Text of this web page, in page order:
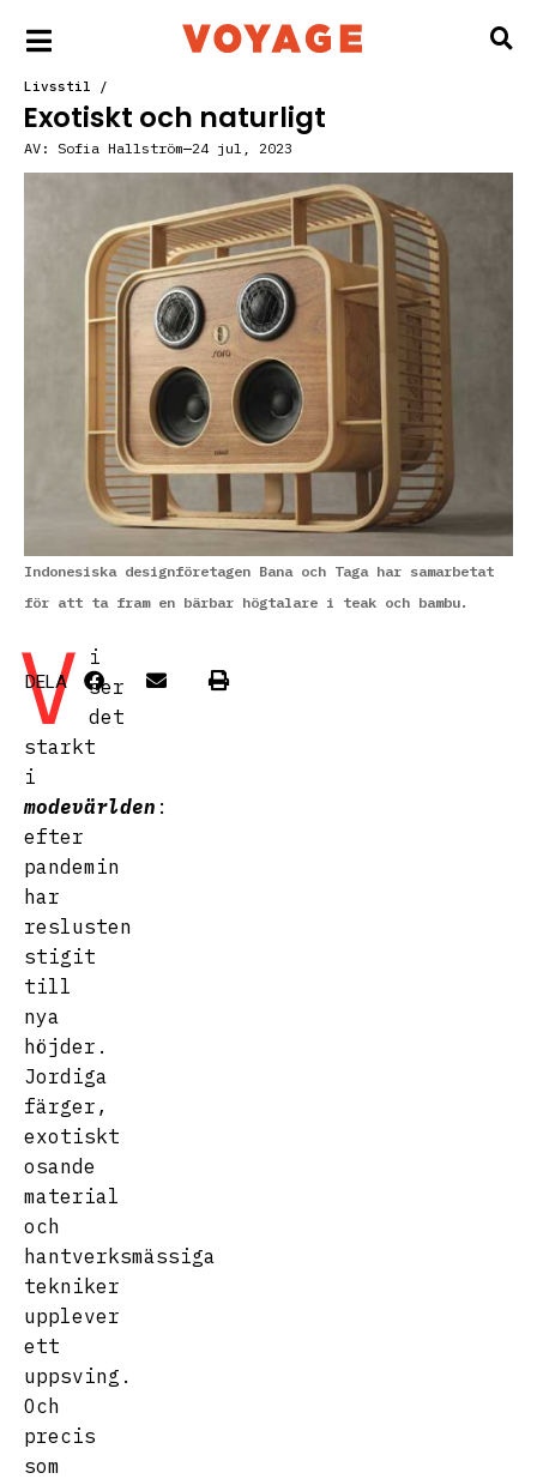
Livsstil /
Exotiskt och naturligt
AV: Sofia Hallström 24 jul, 2023
Indonesiska designföretagen Bana och Taga har samarbetat
för att ta fram en bärbar högtalare i teak och bambu.
V
i
ser
det
starkt
i
modevärlden :
efter
pandemin
har
reslusten
stigit
till
nya
höjder.
Jordiga
färger,
exotiskt
osande
material
och
hantverksmässiga
tekniker
upplever
ett
uppsving.
Och
precis
som
DELA